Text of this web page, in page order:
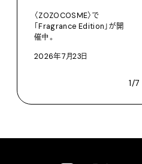
〈ZOZOCOSME〉で
「Fragrance Edition」が開
催中。
2026年7月23日
1/7